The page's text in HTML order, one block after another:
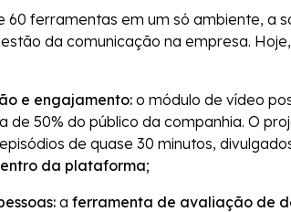
60 ferramentas em um só ambiente, a
da comunicação na empresa.
e engajamento:o módulo de vídeo
de 50% do público da companhia. O
de quase 30 minutos,
da plataforma;
a ferramenta de avaliação de